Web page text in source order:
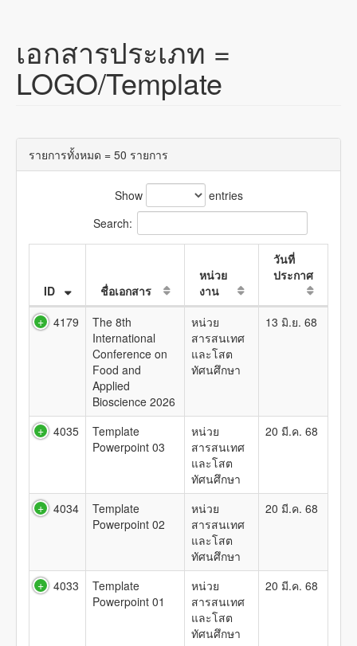
เอกสารประเภท =
LOGO/Template
รายการทั้งหมด = 50 รายการ
Show
entries
Search:
ID ชื่อเอกสาร
หน่วย
งาน
วันที่
ประกาศ
4179
The 8th
International
Conference on
Food and
Applied
Bioscience 2026
หน่วย
สารสนเทศ
และโสต
ทัศนศึกษา
13 มิ.ย. 68
4035
Template
Powerpoint 03
หน่วย
สารสนเทศ
และโสต
ทัศนศึกษา
20 มี.ค. 68
4034
Template
Powerpoint 02
หน่วย
สารสนเทศ
และโสต
ทัศนศึกษา
20 มี.ค. 68
4033
Template
Powerpoint 01
หน่วย
สารสนเทศ
และโสต
ทัศนศึกษา
20 มี.ค. 68